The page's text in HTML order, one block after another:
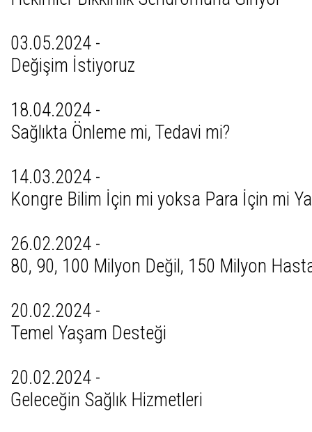
03.05.2024 -
Değişim İstiyoruz
18.04.2024 -
Sağlıkta Önleme mi, Tedavi mi?
14.03.2024 -
Kongre Bilim İçin mi yoksa Para İçin mi
26.02.2024 -
80, 90, 100 Milyon Değil, 150 Milyon
20.02.2024 -
Temel Yaşam Desteği
20.02.2024 -
Geleceğin Sağlık Hizmetleri